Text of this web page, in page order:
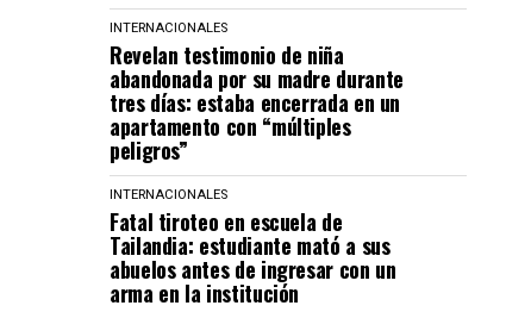
INTERNACIONALES
Revelan testimonio de niña
abandonada por su madre durante
tres días: estaba encerrada en un
apartamento con “múltiples
peligros”
INTERNACIONALES
Fatal tiroteo en escuela de
Tailandia: estudiante mató a sus
abuelos antes de ingresar con un
arma en la institución